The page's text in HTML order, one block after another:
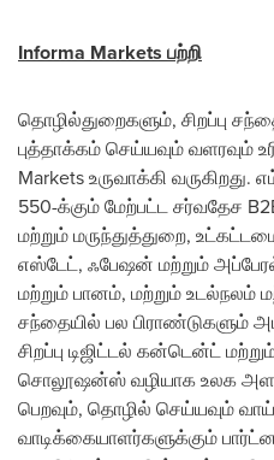
Informa Markets பற்றி
தொழில்துறைகளும், சிறப்பு
புத்தாக்கம் செய்யவும் வளரவும்
Markets உருவாக்கி
550-க்கும் மேற்பட்ட சர்வதேச
மற்றும் மருந்துத்துறை,
எஸ்டேட், ஃபேஷன் மற்றும்
மற்றும் பானம், மற்றும் உடல்நலம்
சந்தையில் பல பிராண்டுகளும்
சிறப்பு டிஜிட்டல் கன்டென்ட்
சொலூஷன்ஸ் வழியாக உலக
பெறவும், தொழில் செய்யவும்
வாடிக்கையாளர்களுக்கும்